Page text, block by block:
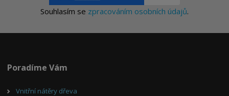
Souhlasím se zpracováním osobních údajů.
Poradíme Vám
Vnitřní nátěry dřeva